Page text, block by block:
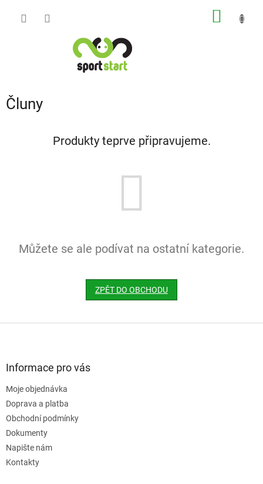
Čluny
Produkty teprve připravujeme.
Můžete se ale podívat na ostatní kategorie.
ZPĚT DO OBCHODU
Informace pro vás
Moje objednávka
Doprava a platba
Obchodní podmínky
Dokumenty
Napište nám
Kontakty